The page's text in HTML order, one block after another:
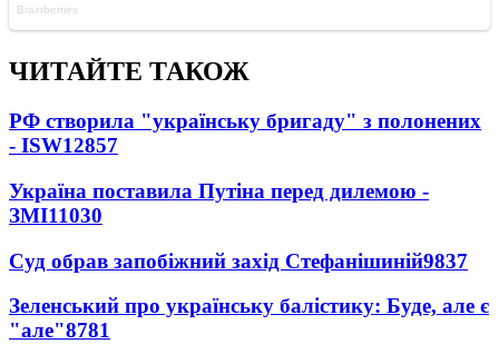
ЧИТАЙТЕ ТАКОЖ
РФ створила "українську бригаду" з полонених
- ISW12857
Україна поставила Путіна перед дилемою -
ЗМІ11030
Суд обрав запобіжний захід Стефанішиній9837
Зеленський про українську балістику: Буде, але є
"але"8781